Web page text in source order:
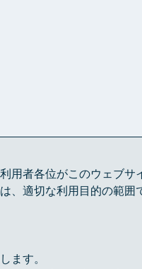
用者各位がこのウェブ
、適切な利用目的の範
ます。